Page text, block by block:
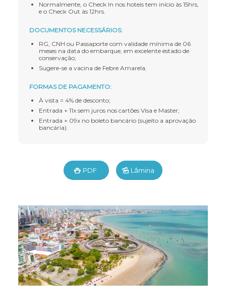
Normalmente, o Check In nos hoteis tem início às 15hrs,
e o Check Out às 12hrs.
DOCUMENTOS NECESSÁRIOS:
RG, CNH ou Passaporte com validade mínima de 06
meses na data do embarque, em excelente estado de
conservação;
Sugere-se a vacina de Febre Amarela.
FORMAS DE PAGAMENTO:
À vista = 4% de desconto;
Entrada + 11x sem juros nos cartões Visa e Master;
Entrada + 09x no boleto bancário (sujeito a aprovação
bancária).
PDF Lâmina